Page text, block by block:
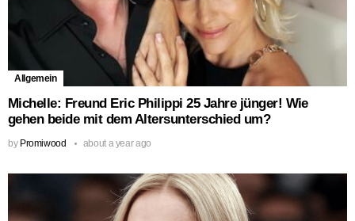
Allgemein
Michelle: Freund Eric Philippi 25 Jahre jünger! Wie
gehen beide mit dem Altersunterschied um?
by Promiwood about a year ago